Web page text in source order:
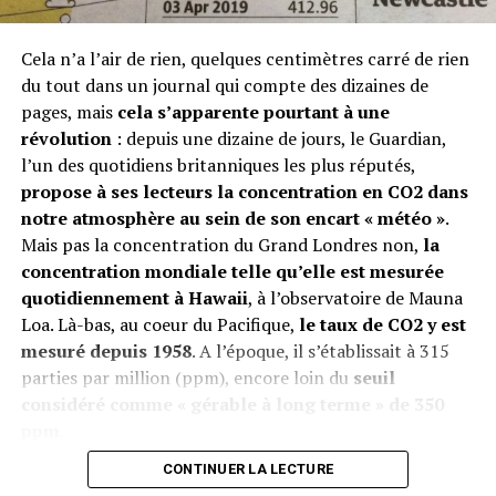
succédé.
Au-delà de ces mesures, rappelons que la stabilisation
du climat impose de diviser par quatre ou cinq les
émissions de CO2 des pays industrialisés, en isolant
systématiquement à un haut niveau l’ensemble des
bâtiments existants et en réduisant massivement les
émissions des transports (développement des
transports en commun et réduction de la
consommation des véhicules).
Pascal Farcy
Photo © Benoît Granier / Matignon
RUBRIQUES CONNEXES:
Sibérie : des milliards de tonnes de méthane lâchées
Le réchauffement mondial illustré
Le chercheur s’est appuyé sur une base de données
mondiale qui compiletous les relevés de température
effectués partout sur la Terredepuis 1901. Lors du
XXe siècle, il a calculé la moyenne des températures
pour chaque région du globe puis, pour chaque année
(et en fonction de la moyenne précédemment établie), il
a attribué une couleur : du bleu très clair (conforme à la
moyenne du XXe siècle) au rouge très foncé (qui traduit
une hausse marquée par rapport à cette même
autres pour créer le « drapeau du réchauffement »
chaque zone du globe, qui sont tous consultables sur
Cela n’a l’air de rien, quelques centimètres carré de rien
du tout dans un journal qui compte des dizaines de
pages, maiscela s’apparente pourtant à une
révolution: depuis une dizaine de jours, le Guardian,
l’un des quotidiens britanniques les plus réputés,
propose à ses lecteurs la concentration en CO2 dans
notre atmosphère au sein de son encart « météo ».
Mais pas la concentration du Grand Londres non, la
concentration mondiale telle qu’elle est mesurée
quotidiennement à Hawaii, à l’observatoire de Mauna
Loa. Là-bas, au coeur du Pacifique, le taux de CO2 y est
mesuré depuis 1958. A l’époque, il s’établissait à 315
parties par million (ppm), encore loin du seuil
CONTINUER LA LECTURE